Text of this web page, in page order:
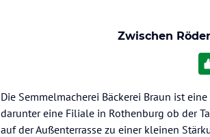
Zwischen
Die Semmelmacherei Bäckerei Braun ist
darunter eine Filiale in Rothenburg ob der
auf der Außenterrasse zu einer kleinen